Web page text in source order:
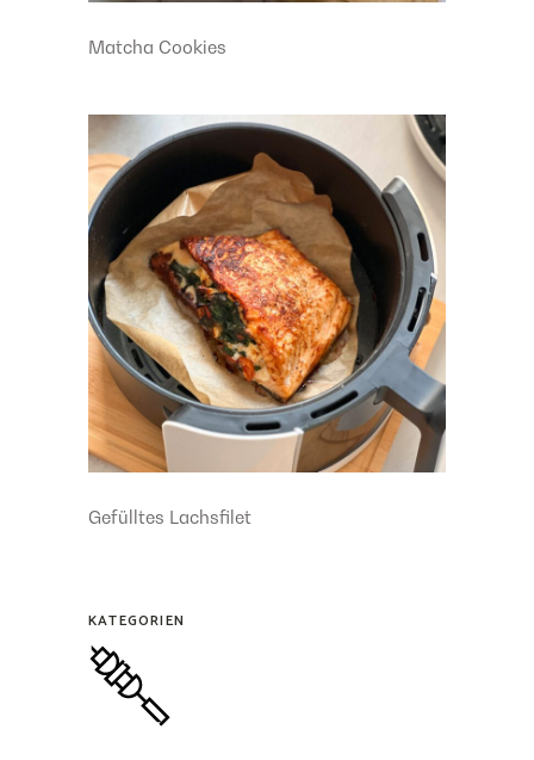
Matcha Cookies
Gefülltes Lachsfilet
KATEGORIEN